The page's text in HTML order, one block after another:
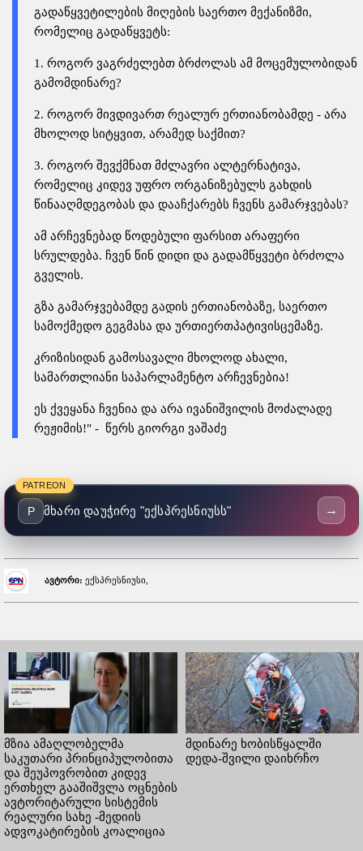
გადაწყვეტილების მიღების საერთო მექანიზმი,
რომელიც გადაწყვეტს:
1. როგორ ვაგრძელებთ ბრძოლას ამ მოცემულობიდან
გამომდინარე?
2. როგორ მივდივართ რეალურ ერთიანობამდე - არა
მხოლოდ სიტყვით, არამედ საქმით?
3. როგორ შევქმნათ მძლავრი ალტერნატივა,
რომელიც კიდევ უფრო ორგანიზებულს გახდის
წინააღმდეგობას და დააჩქარებს ჩვენს გამარჯვებას?
ამ არჩევნებად წოდებული ფარსით არაფერი
სრულდება. ჩვენ წინ დიდი და გადამწყვეტი ბრძოლა
გველის.
გზა გამარჯვებამდე გადის ერთიანობაზე, საერთო
სამოქმედო გეგმასა და ურთიერთპატივისცემაზე.
კრიზისიდან გამოსავალი მხოლოდ ახალი,
სამართლიანი საპარლამენტო არჩევნებია!
ეს ქვეყანა ჩვენია და არა ივანიშვილის მოძალადე
რეჟიმის!" - წერს გიორგი ვაშაძე
PATREON
P მხარი დაუჭირე "ექსპრესნიუსს" →
ავტორი: ექსპრესნიუსი,
მზია ამაღლობელმა
საკუთარი პრინციპულობითა
და შეუპოვრობით კიდევ
ერთხელ გააშიშვლა ოცნების
ავტორიტარული სისტემის
რეალური სახე -მედიის
ადვოკატირების კოალიცია
მდინარე ხობისწყალში
დედა-შვილი დაიხრჩო